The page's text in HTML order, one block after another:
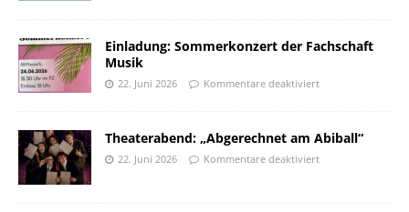
Einladung: Sommerkonzert der Fachschaft
Musik
22. Juni 2026 Kommentare deaktiviert
Theaterabend: „Abgerechnet am Abiball“
22. Juni 2026 Kommentare deaktiviert